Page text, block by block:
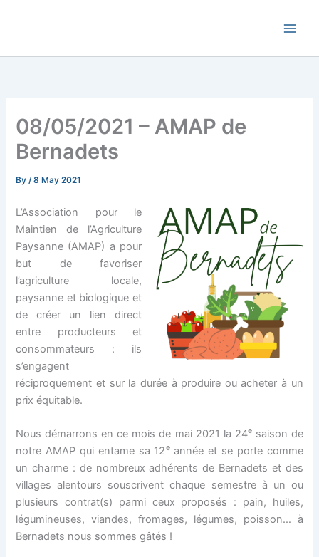
08/05/2021 – AMAP de
Bernadets
By/8 May 2021
L’Association pour le
Maintien de l’Agriculture
Paysanne (AMAP) a pour
but de favoriser
l’agriculture locale,
paysanne et biologique et
de créer un lien direct
entre producteurs et
consommateurs : ils
s’engagent
réciproquement et sur la durée à produire ou acheter à un
prix équitable.
Nous démarrons en ce mois de mai 2021 la 24esaison de
notre AMAP qui entame sa 12eannée et se porte comme
un charme : de nombreux adhérents de Bernadets et des
villages alentours souscrivent chaque semestre à un ou
plusieurs contrat(s) parmi ceux proposés : pain, huiles,
légumineuses, viandes, fromages, légumes, poisson… à
Bernadets nous sommes gâtés !